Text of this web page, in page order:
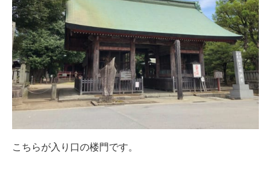
こちらが入り口の楼門です。